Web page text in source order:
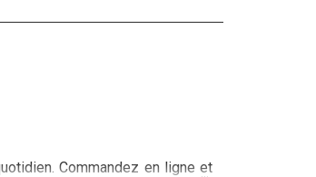
Commandez en ligne et